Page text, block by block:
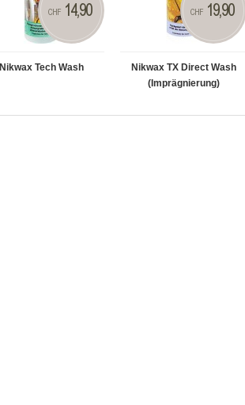
Nikwax Tech Wash
CHF 14,90
Nikwax TX Direct Wash
(Imprägnierung)
CHF 19,90